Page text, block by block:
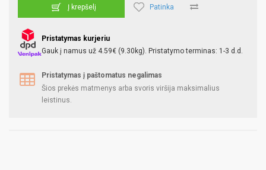
Į krepšelį Patinka
Pristatymas kurjeriu
Gauk į namus už 4.59€ (9.30kg). Pristatymo terminas: 1-3 d.d.
Pristatymas į paštomatus negalimas
Šios prekės matmenys arba svoris viršija maksimalius
leistinus.